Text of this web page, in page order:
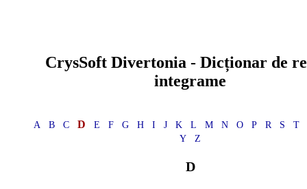
CrysSoft Divertonia - Dicționar de
integrame
A B C D E F G H I J K L M N O P R S T
Y
Z
D